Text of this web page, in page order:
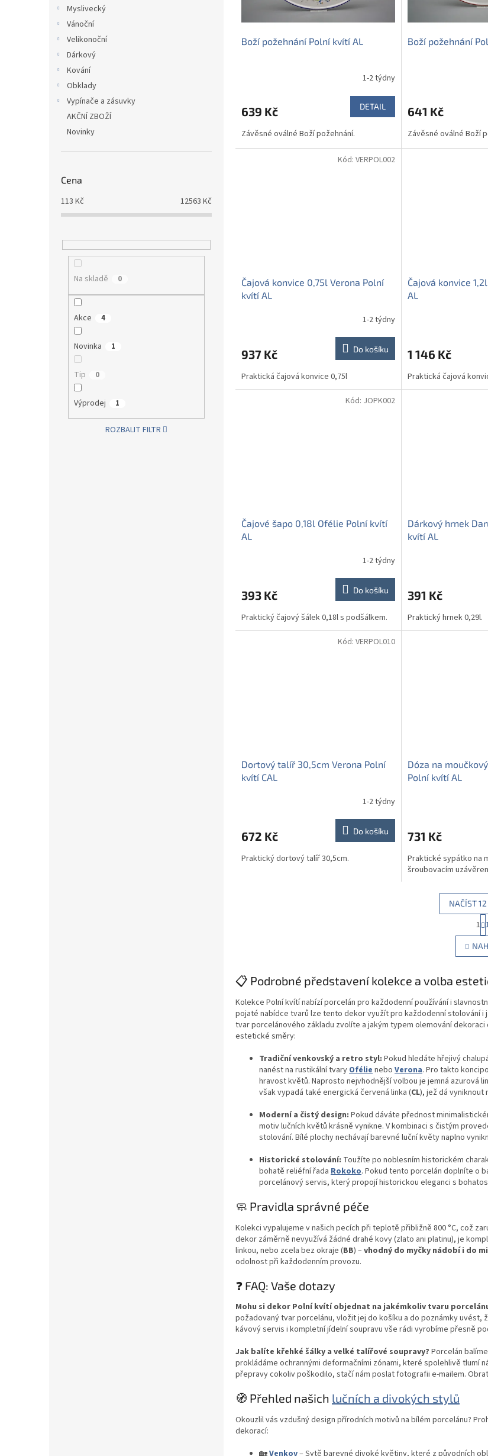
Myslivecký
Vánoční
Velikonoční
Dárkový
Kování
Obklady
Vypínače a zásuvky
AKČNÍ ZBOŽÍ
Novinky
Cena
113 Kč 12563 Kč
Na skladě 0
Akce 4
Novinka 1
Tip 0
Výprodej 1
ROZBALIT FILTR
Boží požehnání Polní kvítí AL
1-2 týdny
639 Kč DETAIL
Závěsné oválné Boží požehnání.
Boží požehnání
641 Kč
Závěsné oválné Boží
Čajová konvice 0,75l Verona Polní
kvítí AL
1-2 týdny
937 Kč Do košíku
Praktická čajová konvice 0,75l
Kód: VERPOL002
Čajová konvice
AL
1 146 Kč
Praktická čajová
Čajové šapo 0,18l Ofélie Polní kvítí
AL
1-2 týdny
393 Kč Do košíku
Praktický čajový šálek 0,18l s podšálkem.
Kód: JOPK002
Dárkový hrnek
kvítí AL
391 Kč
Praktický hrnek 0,29l.
Dortový talíř 30,5cm Verona Polní
kvítí CAL
1-2 týdny
672 Kč Do košíku
Praktický dortový talíř 30,5cm.
Kód: VERPOL010
Dóza na
Polní kvítí AL
731 Kč
Praktické sypátko na
šroubovacím
l
d
í
r
i
s
NAČÍST
t
r
í
1
📋 Podrobné představení kolekce a volba
Kolekce Polní kvítí nabízí porcelán pro každodenní používání i
pojaté nabídce tvarů lze tento dekor využít pro každodenní stolování
tvar porcelánového základu zvolíte a jakým typem olemování
estetické směry:
Tradiční venkovský a retro styl: Pokud hledáte hřejivý
nanést na rustikální tvary Ofélie nebo Verona. Pro takto
hravost květů. Naprosto nejvhodnější volbou je jemná azurová
však vypadá také energická červená linka (CL), jež dá vyniknout
Moderní a čistý design: Pokud dáváte přednost
motiv lučních květů krásně vynikne. V kombinaci s čistým
stolování. Bílé plochy nechávají barevné luční květy naplno
Historické stolování: Toužíte po noblesním historickém
bohatě reliéfní řada Rokoko. Pokud tento porcelán doplníte o
porcelánový servis, který propojí historickou eleganci s
🧼 Pravidla správné péče
Kolekci vypalujeme v našich pecích při teplotě přibližně 800 °C, což
dekor záměrně nevyužívá žádné drahé kovy (zlato ani platinu), je
linkou, nebo zcela bez okraje (BB) –vhodný do myčky nádobí i do
odolnost při každodenním provozu.
❓ FAQ: Vaše dotazy
Mohu si dekor Polní kvítí objednat na jakémkoliv tvaru
požadovaný tvar porcelánu, vložit jej do košíku a do poznámky
kávový servis i kompletní jídelní soupravu vše rádi vyrobíme přesně
Jak balíte křehké šálky a velké talířové soupravy? Porcelán
prokládáme ochrannými deformačními zónami, které spolehlivě tlumí
přepravy cokoliv poškodilo, stačí nám poslat fotografii e-mailem.
🧭 Přehled našich lučních a divokých stylů
Okouzlil vás vzdušný design přírodních motivů na bílém porcelánu?
dekorací:
🏡Venkov– Sytě barevné divoké květiny, které z původních